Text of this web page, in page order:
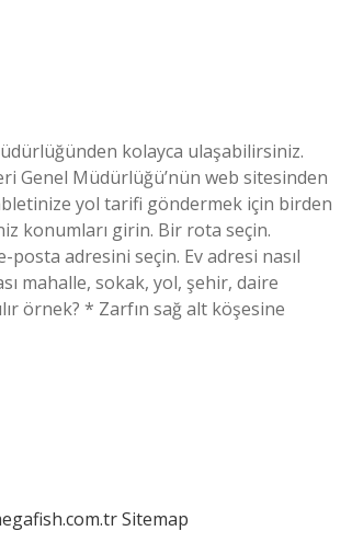
kolayca ulaşabilirsiniz.
Genel Müdürlüğü’nün web sitesinden
yol tarifi göndermek için birden
konumları girin. Bir rota seçin.
posta adresini seçin. Ev adresi nasıl
mahalle, sokak, yol, şehir, daire
örnek? * Zarfın sağ alt köşesine
Sitemap